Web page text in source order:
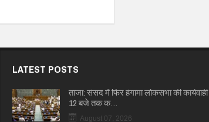
LATEST POSTS
ताजा: संसद में फिर हंगामा लोकसभा की कार्यवाही
12 बजे तक क…
August 07, 2026